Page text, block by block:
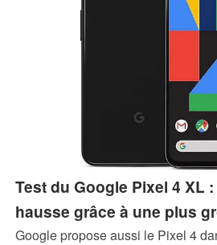
Test du Google Pixel 4 XL
hausse grâce à une plus
Google propose aussi le Pixel 4